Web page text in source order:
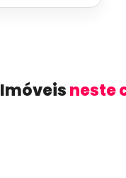
Imóveisneste